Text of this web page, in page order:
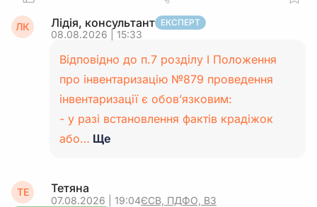
ЛК Лідія, консультант ЕКСПЕРТ
08.08.2026 | 15:33
Відповідно до п.7 розділу І Положення
про інвентаризацію №879 проведення
інвентаризації є обов’язковим:
- у разі встановлення фактів крадіжок
або… Ще
ТЕ Тетяна
07.08.2026 | 19:04ЄСВ, ПДФО, ВЗ